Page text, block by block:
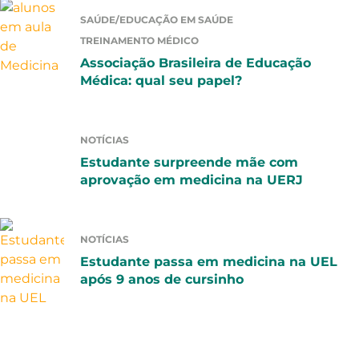
SAÚDE/EDUCAÇÃO EM SAÚDE
TREINAMENTO MÉDICO
Associação Brasileira de Educação
Médica: qual seu papel?
NOTÍCIAS
Estudante surpreende mãe com
aprovação em medicina na UERJ
NOTÍCIAS
Estudante passa em medicina na UEL
após 9 anos de cursinho